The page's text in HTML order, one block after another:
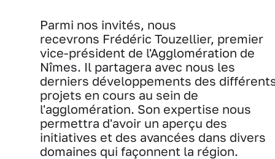
Parmi nos invités, nous
recevrons Frédéric Touzellier, premier
vice-président de l'Agglomération de
Nîmes. Il partagera avec nous les
derniers développements des
projets en cours au sein de
l'agglomération. Son expertise nous
permettra d'avoir un aperçu des
initiatives et des avancées dans divers
domaines qui façonnent la région.